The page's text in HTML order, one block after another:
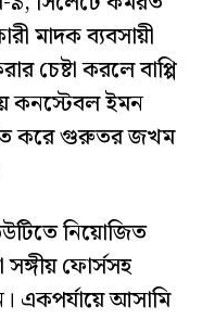
মাদক ব্যবসায়ী
করলে বাপ্পি
কনস্টেবল ইমন
করে গুরুতর জখম
নিয়োজিত
ফোর্সসহ
একপর্যায়ে আসামি